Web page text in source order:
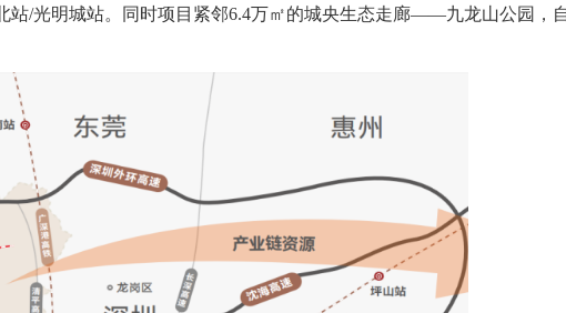
站/光明城站。同时项目紧邻6.4万㎡的城央生态走廊——九龙山公园，